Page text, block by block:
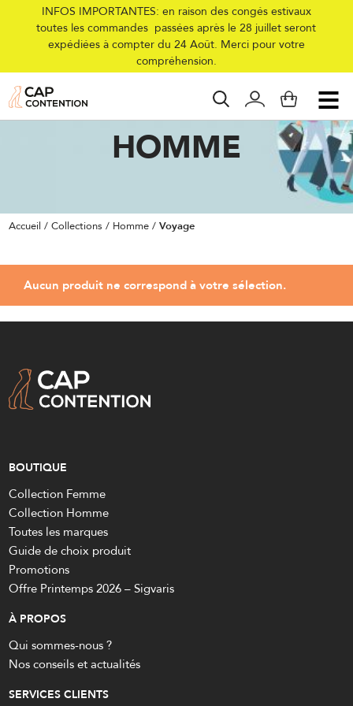
INFOS IMPORTANTES: en raison des congés estivaux
toutes les commandes passées après le 28 juillet seront
expédiées à compter du 24 Août. Merci pour votre
compréhension.
VOYAGE
HOMME
Accueil / Collections / Homme / Voyage
Aucun produit ne correspond à votre sélection.
BOUTIQUE
Collection Femme
Collection Homme
Toutes les marques
Guide de choix produit
Promotions
Offre Printemps 2026 – Sigvaris
À PROPOS
Qui sommes-nous ?
Nos conseils et actualités
SERVICES CLIENTS